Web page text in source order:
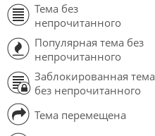
Тема без
непрочитанного
Популярная тема без
непрочитанного
Заблокированная тема
без непрочитанного
Тема перемещена